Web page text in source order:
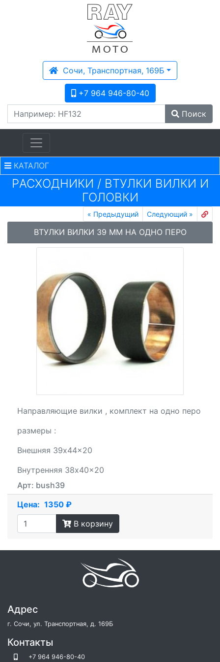
Сочи, Транспортная, 169Б
+7 964 946-80-40
Поиск
КАТАЛОГ
PАСХОДНИКИ / ВТУЛКИ ВИЛКИ И
ГОЛОВКИ
« Предыдущий Следующий »
ВТУЛКИ ВИЛКИ 39 ММ НА ОДНО ПЕРО
Направляющие вилки , комплект на одно перо
размеры :
Внешняя 39x44x20
Внутренняя 38x40x20
Арт: bush39
Цена: 1350 ₽
В корзину
Адрес
г. Сочи, ул. Транспортная, д. 169Б
Контакты
+7 964 946-80-40